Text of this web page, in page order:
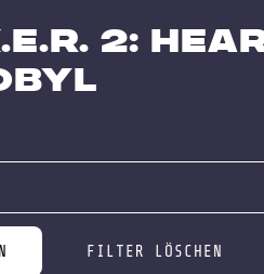
2:
FILTER LÖSCHEN